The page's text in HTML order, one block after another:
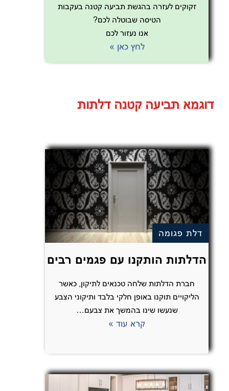
זקוקים לעזרה בהגשת תביעה קטנה בעקבות
הטיסה שבוטלה לכם?
אנו נעזור לכם
לחץ כאן »
דוגמא תביעה קטנה דלתות
דלת פגומה
הדלתות הותקנו עם פגמים רבים
חברת הדלתות שלחה טכנאים לתיקון, כאשר
הליקויים תוקנו באופן חלקי בלבד ותיקוני הצבע
שנעשו שינו בהמשך את צבעם…
קרא עוד »